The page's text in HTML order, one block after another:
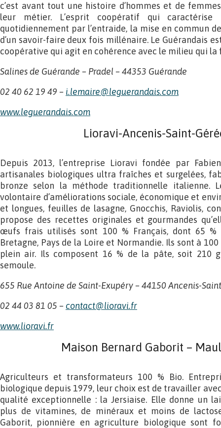
c’est avant tout une histoire d’hommes et de
leur métier. L’esprit coopératif qui caractérise
quotidiennement par l’entraide, la mise en commun
d’un savoir-faire deux fois millénaire. Le Guérandais
coopérative qui agit en cohérence avec le milieu qui la
Salines de Guérande – Pradel – 44353 Guérande
02 40 62 19 49 – i.lemaire@leguerandais.com
www.leguerandais.com
Lioravi-Ancenis-Saint-
Depuis 2013, l’entreprise Lioravi fondée par
artisanales biologiques ultra fraîches et surgelées,
bronze selon la méthode traditionnelle italienne.
volontaire d’améliorations sociale, économique et
et longues, feuilles de lasagne, Gnocchis, Raviolis,
propose des recettes originales et gourmandes
œufs frais utilisés sont 100 % Français, dont 65 %
Bretagne, Pays de la Loire et Normandie. Ils sont à
plein air. Ils composent 16 % de la pâte, soit 210
semoule.
655 Rue Antoine de Saint-Exupéry – 44150 Ancenis-
02 44 03 81 05 – contact@lioravi.fr
www.lioravi.fr
Maison Bernard Gaborit –
Agriculteurs et transformateurs 100 % Bio.
biologique depuis 1979, leur choix est de travailler
qualité exceptionnelle : la Jersiaise. Elle donne un
plus de vitamines, de minéraux et moins de
Gaborit, pionnière en agriculture biologique sont